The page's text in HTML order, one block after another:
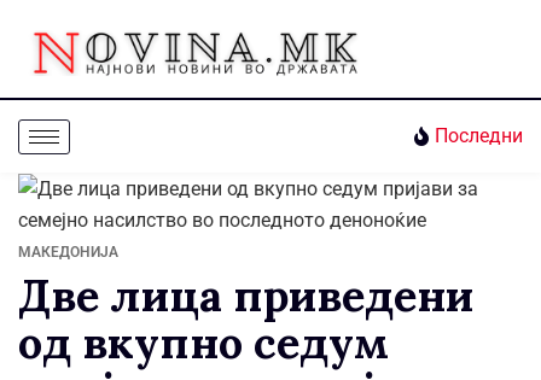
Последни
МАКЕДОНИЈА
Две лица приведени
од вкупно седум